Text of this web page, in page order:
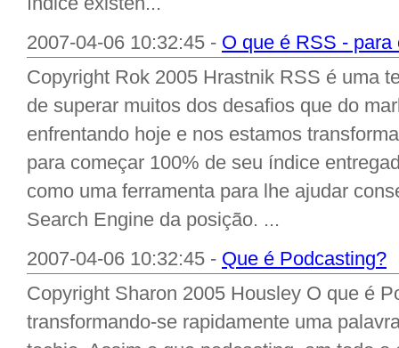
2007-04-06 10:32:45 - O que é RSS - para
Copyright Rok 2005 Hrastnik RSS é uma
de superar muitos dos desafios que do
enfrentando hoje e nos estamos
para começar 100% de seu índice
como uma ferramenta para lhe ajudar
Search Engine da posição. ...
2007-04-06 10:32:45 - Que é Podcasting?
Copyright Sharon 2005 Housley O que é
transformando-se rapidamente uma